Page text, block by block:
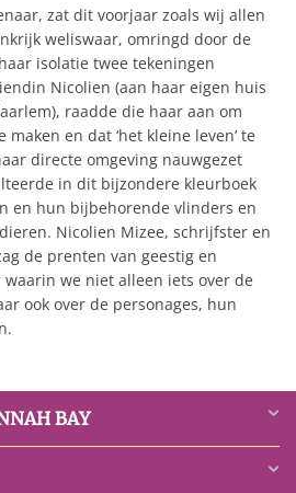
zat dit voorjaar zoals wij allen
weliswaar, omringd door de
isolatie twee tekeningen
Nicolien (aan haar eigen huis
raadde die haar aan om
en dat ‘het kleine leven’ te
directe omgeving nauwgezet
in dit bijzondere kleurboek
en hun bijbehorende vlinders en
Nicolien Mizee, schrijfster en
de prenten van geestig en
we niet alleen iets over de
ook over de personages, hun
BAY